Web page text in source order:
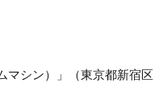
マシン）」（東京都新宿区